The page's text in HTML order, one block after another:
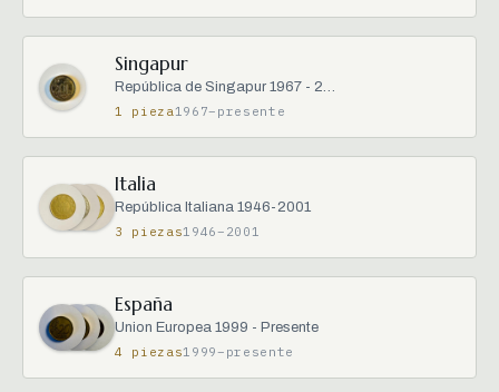
Singapur
República de Singapur 1967 - 2…
1 pieza1967–presente
Italia
República Italiana 1946-2001
3 piezas1946–2001
España
Union Europea 1999 - Presente
4 piezas1999–presente